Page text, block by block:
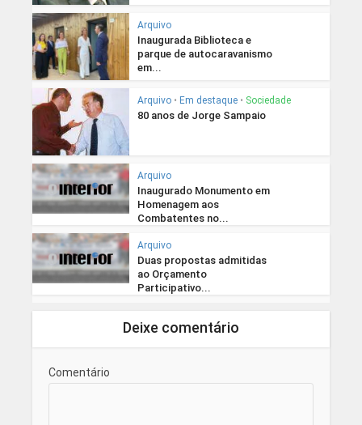
Arquivo
Inaugurada Biblioteca e
parque de autocaravanismo
em...
Arquivo • Em destaque • Sociedade
80 anos de Jorge Sampaio
Arquivo
Inaugurado Monumento em
Homenagem aos
Combatentes no...
Arquivo
Duas propostas admitidas
ao Orçamento
Participativo...
Deixe comentário
Comentário